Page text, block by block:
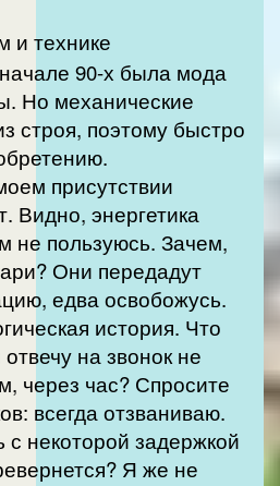
и технике
90-х была мода
Но механические
строя, поэтому быстро
присутствии
Видно, энергетика
не пользуюсь. Зачем,
Они передадут
едва освобожусь.
история. Что
на звонок не
через час? Спросите
всегда отзваниваю.
с некоторой задержкой
Я же не